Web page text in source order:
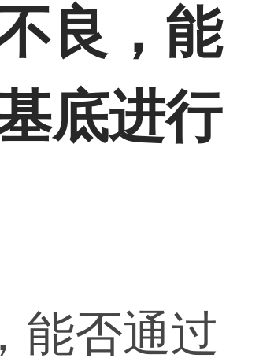
良，能
底进行
能否通过